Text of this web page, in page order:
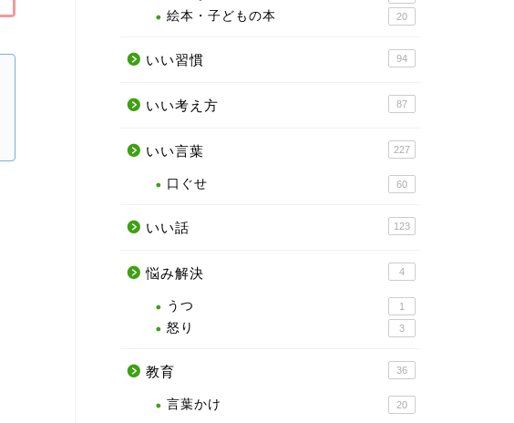
絵本・子どもの本 20
いい習慣 94
いい考え方 87
いい言葉 227
口ぐせ 60
いい話 123
悩み解決 4
うつ 1
怒り 3
教育 36
言葉かけ 20